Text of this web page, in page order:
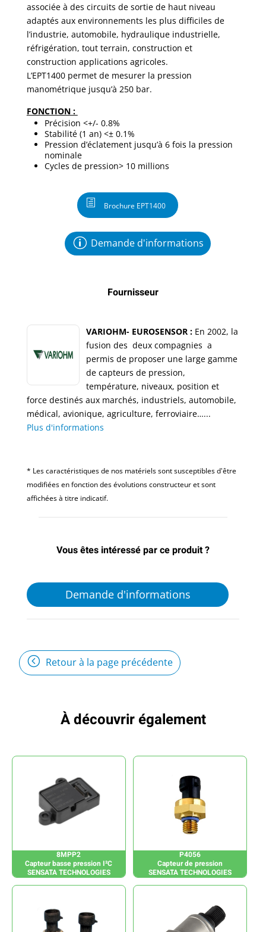
associée à des circuits de sortie de haut niveau
adaptés aux environnements les plus difficiles de
l’industrie, automobile, hydraulique industrielle,
réfrigération, tout terrain, construction et
construction applications agricoles.
L’EPT1400 permet de mesurer la pression
manométrique jusqu’à 250 bar.
FONCTION :
Précision <+/- 0.8%
Stabilité (1 an) <± 0.1%
Pression d’éclatement jusqu’à 6 fois la pression
nominale
Cycles de pression> 10 millions
Brochure EPT1400
Demande d'informations
Fournisseur
VARIOHM- EUROSENSOR : En 2002, la
fusion des deux compagnies a
permis de proposer une large gamme
de capteurs de pression,
température, niveaux, position et
force destinés aux marchés, industriels, automobile,
médical, avionique, agriculture, ferroviaire…...
Plus d'informations
* Les caractéristiques de nos matériels sont susceptibles d'être
modifiées en fonction des évolutions constructeur et sont
affichées à titre indicatif.
Vous êtes intéressé par ce produit ?
Demande d'informations
Retour à la page précédente
À découvrir également
8MPP2
Capteur basse pression I²C
SENSATA TECHNOLOGIES
P4056
Capteur de pression
SENSATA TECHNOLOGIES